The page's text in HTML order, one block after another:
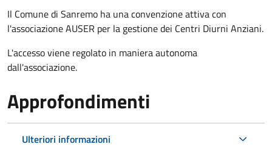
Il Comune di Sanremo ha una convenzione attiva con
l'associazione AUSER per la gestione dei Centri Diurni Anziani.
L'accesso viene regolato in maniera autonoma
dall'associazione.
Approfondimenti
Ulteriori informazioni